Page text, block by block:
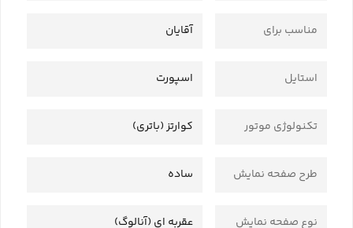
مناسب برای آقایان
استایل اسپورت
تکنولوژی موتور کوارتز (باتری)
طرح صفحه نمایش ساده
نوع صفحه نمایش عقربه ای (آنالوگ)